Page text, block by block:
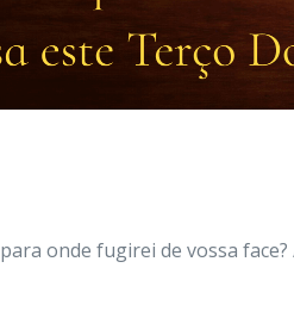
onde fugirei de vossa